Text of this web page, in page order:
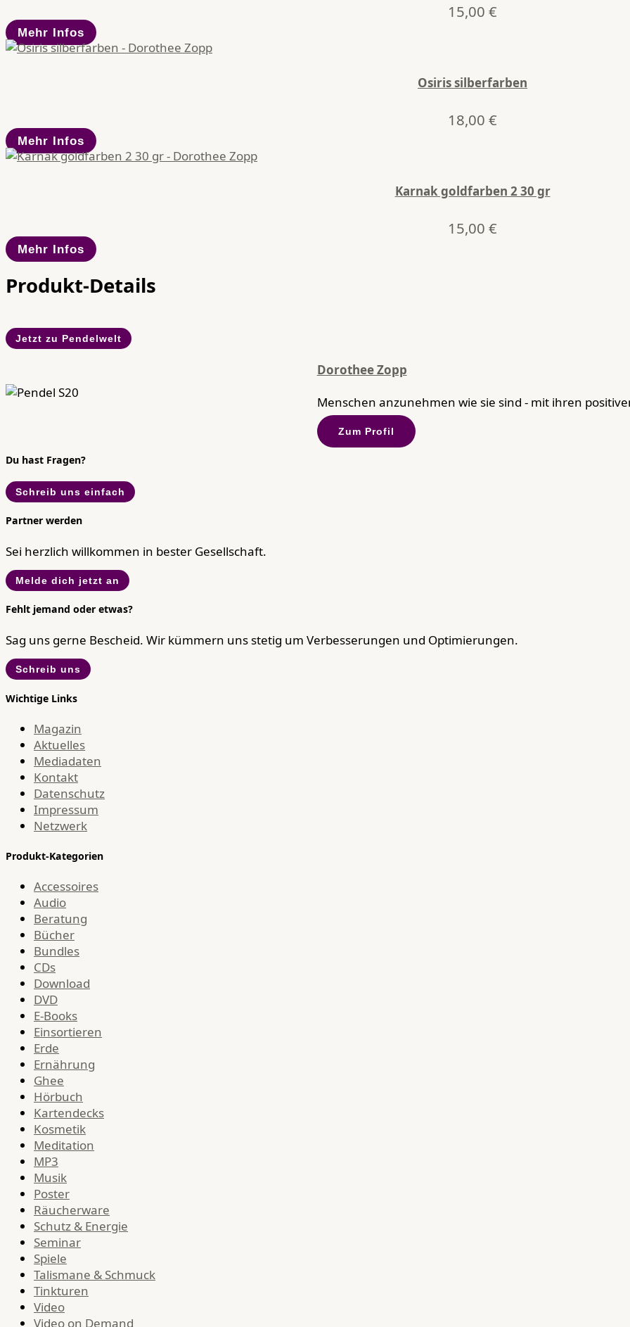
15,00 €
Mehr Infos
Osiris silberfarben
18,00 €
Mehr Infos
Karnak goldfarben 2 30 gr
15,00 €
Mehr Infos
Produkt-Details
Jetzt zu Pendelwelt
Dorothee Zopp
Menschen anzunehmen wie sie sind - mit ihren
Zum Profil
Du hast Fragen?
Schreib uns einfach
Partner werden
Sei herzlich willkommen in bester Gesellschaft.
Melde dich jetzt an
Fehlt jemand oder etwas?
Sag uns gerne Bescheid. Wir kümmern uns stetig um Verbesserungen und Optimierungen.
Schreib uns
Wichtige Links
Magazin
Aktuelles
Mediadaten
Kontakt
Datenschutz
Impressum
Netzwerk
Produkt-Kategorien
Accessoires
Audio
Beratung
Bücher
Bundles
CDs
Download
DVD
E-Books
Einsortieren
Erde
Ernährung
Ghee
Hörbuch
Kartendecks
Kosmetik
Meditation
MP3
Musik
Poster
Räucherware
Schutz & Energie
Seminar
Spiele
Talismane & Schmuck
Tinkturen
Video
Video on Demand